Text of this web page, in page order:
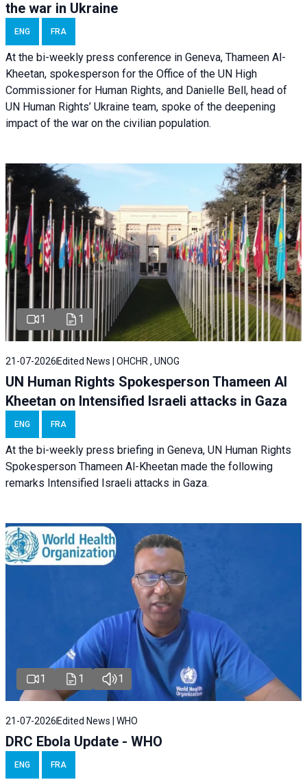
the war in Ukraine
ENG FRA
At the bi-weekly press conference in Geneva, Thameen Al-
Kheetan, spokesperson for the Office of the UN High
Commissioner for Human Rights, and Danielle Bell, head of
UN Human Rights’ Ukraine team, spoke of the deepening
impact of the war on the civilian population.
1 1
21-07-2026 Edited News | OHCHR , UNOG
UN Human Rights Spokesperson Thameen Al
Kheetan on Intensified Israeli attacks in Gaza
ENG FRA
At the bi-weekly press briefing in Geneva, UN Human Rights
Spokesperson Thameen Al-Kheetan made the following
remarks Intensified Israeli attacks in Gaza.
1 1 1
21-07-2026 Edited News | WHO
DRC Ebola Update - WHO
ENG FRA